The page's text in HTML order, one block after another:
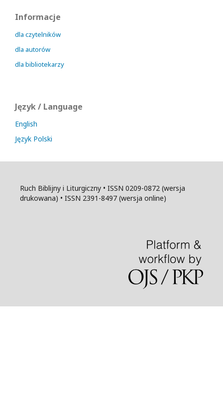
Informacje
dla czytelników
dla autorów
dla bibliotekarzy
Język / Language
English
Język Polski
Ruch Biblijny i Liturgiczny • ISSN 0209-0872 (wersja
drukowana) • ISSN 2391-8497 (wersja online)